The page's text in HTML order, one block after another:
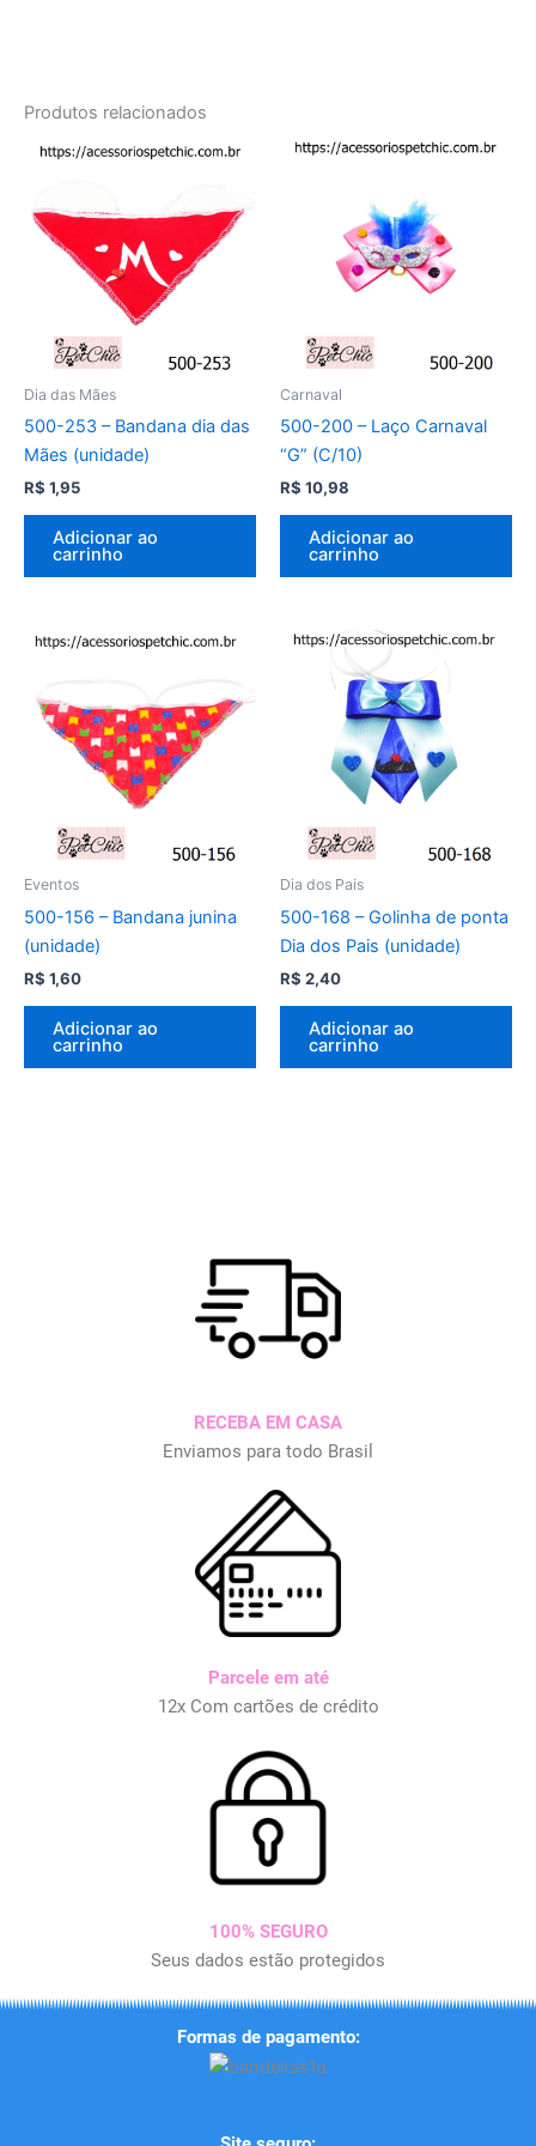
Produtos relacionados
Dia das Mães
500-253 – Bandana dia das
Mães (unidade)
R$ 1,95
Adicionar ao
carrinho
Carnaval
500-200 – Laço Carnaval
“G” (C/10)
R$ 10,98
Adicionar ao
carrinho
Eventos
500-156 – Bandana junina
(unidade)
R$ 1,60
Adicionar ao
carrinho
Dia dos Pais
500-168 – Golinha de ponta
Dia dos Pais (unidade)
R$ 2,40
Adicionar ao
carrinho
RECEBA EM CASA
Enviamos para todo Brasil
Parcele em até
12x Com cartões de crédito
100% SEGURO
Seus dados estão protegidos
Formas de pagamento: